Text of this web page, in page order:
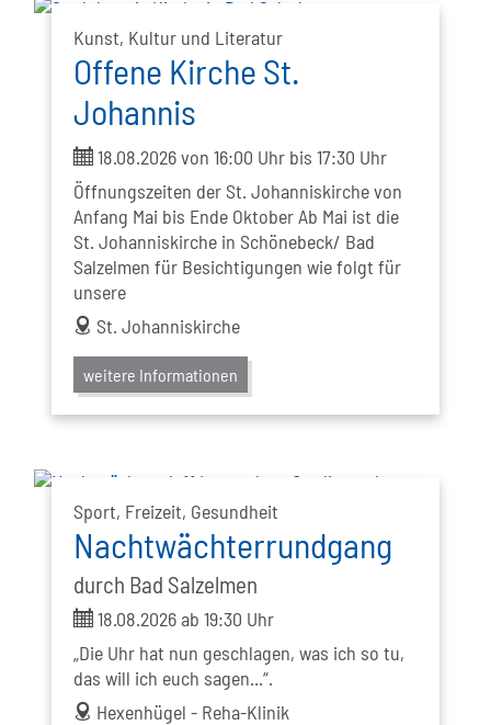
Kunst, Kultur und Literatur
Offene Kirche St.
Johannis
ticket
18.08.2026 von 16:00 Uhr bis 17:30 Uhr
Öffnungszeiten der St. Johanniskirche von
Anfang Mai bis Ende Oktober Ab Mai ist die
St. Johanniskirche in Schönebeck/ Bad
Salzelmen für Besichtigungen wie folgt für
unsere
address
St. Johanniskirche
weitere Informationen
Sport, Freizeit, Gesundheit
Nachtwächterrundgang
durch Bad Salzelmen
ticket
18.08.2026 ab 19:30 Uhr
„Die Uhr hat nun geschlagen, was ich so tu,
das will ich euch sagen...“.
address
Hexenhügel - Reha-Klinik